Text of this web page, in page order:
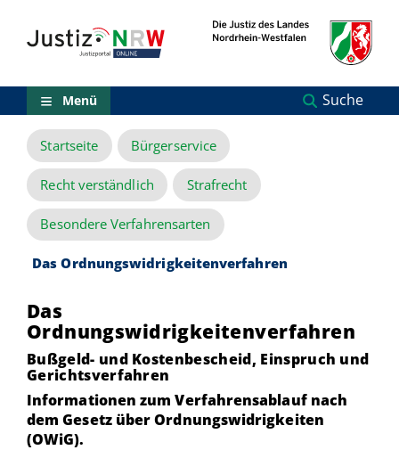
Inhalt
(Sprungmarken)
Menü
Zur
Suche
Zur
NRW-
Entscheidungssuche
Zur
Hauptnavigation
Zum
aktuellen
Inhalt
ausgewählten
Links
zu
einzelnen
Seiten
Menü Suche
Startseite Bürgerservice
Recht verständlich Strafrecht
Besondere Verfahrensarten
Das Ordnungswidrigkeitenverfahren
Das
Ordnungswidrigkeitenverfahren
Bußgeld- und Kostenbescheid, Einspruch und
Gerichtsverfahren
Informationen zum Verfahrensablauf nach
dem Gesetz über Ordnungswidrigkeiten
(OWiG).